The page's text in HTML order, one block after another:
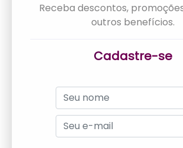
Receba descontos,
outros benefícios.
Cadastre-se